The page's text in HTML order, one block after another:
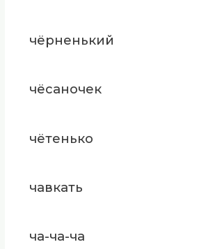
чёрненький
чёсаночек
чётенько
чавкать
ча-ча-ча